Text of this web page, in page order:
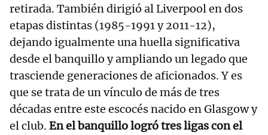
retirada. También dirigió al Liverpool en dos
etapas distintas (1985-1991 y 2011-12),
dejando igualmente una huella significativa
desde el banquillo y ampliando un legado que
trasciende generaciones de aficionados. Y es
que se trata de un vínculo de más de tres
décadas entre este escocés nacido en Glasgow y
el club. En el banquillo logró tres ligas con el